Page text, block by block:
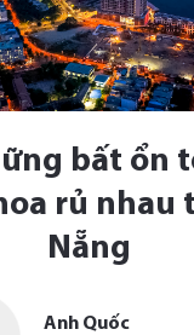
bất ổn
rủ nhau
Nẵng
Anh Quốc